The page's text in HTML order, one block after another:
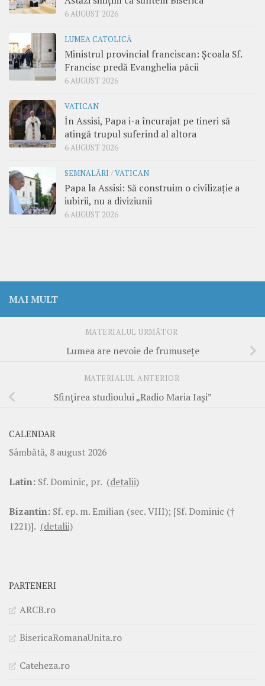
6 AUGUST 2026
LUMEA CATOLICĂ
Ministrul provincial franciscan: Școala Sf.
Francisc predă Evanghelia păcii
6 AUGUST 2026
VATICAN
În Assisi, Papa i-a încurajat pe tineri să
atingă trupul suferind al altora
6 AUGUST 2026
SEMNALĂRI /VATICAN
Papa la Assisi: Să construim o civilizație a
iubirii, nu a diviziunii
6 AUGUST 2026
MAI MULT
MATERIALUL URMĂTOR
Lumea are nevoie de frumuseţe
MATERIALUL ANTERIOR
Sfinţirea studioului „Radio Maria Iaşi”
CALENDAR
Sâmbătă, 8 august 2026
Latin: Sf. Dominic, pr. (detalii)
Bizantin: Sf. ep. m. Emilian (sec. VIII); [Sf. Dominic (†
1221)]. (detalii)
PARTENERI
ARCB.ro
BisericaRomanaUnita.ro
Cateheza.ro